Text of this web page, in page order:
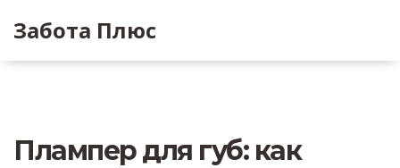
Забота Плюс
Плампер для губ: как